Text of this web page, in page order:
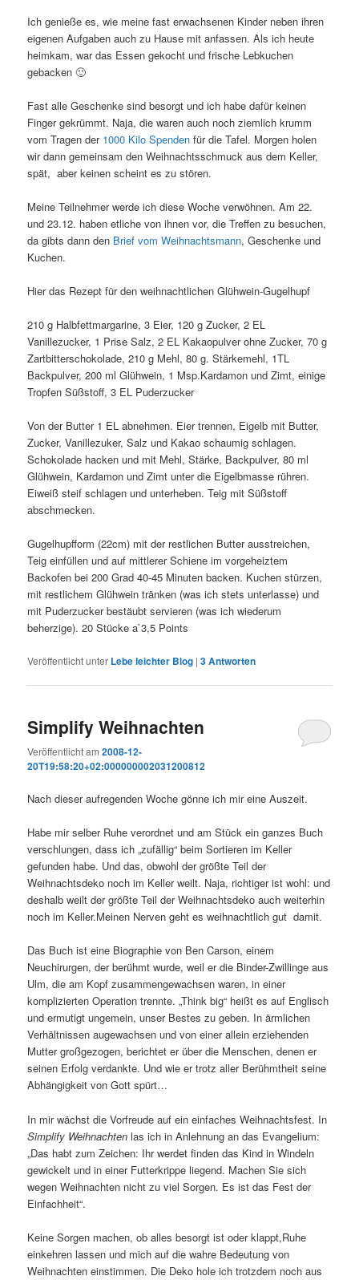
Ich genieße es, wie meine fast erwachsenen Kinder neben ihren
eigenen Aufgaben auch zu Hause mit anfassen. Als ich heute
heimkam, war das Essen gekocht und frische Lebkuchen
gebacken 🙂
Fast alle Geschenke sind besorgt und ich habe dafür keinen
Finger gekrümmt. Naja, die waren auch noch ziemlich krumm
vom Tragen der 1000 Kilo Spenden für die Tafel. Morgen holen
wir dann gemeinsam den Weihnachtsschmuck aus dem Keller,
spät, aber keinen scheint es zu stören.
Meine Teilnehmer werde ich diese Woche verwöhnen. Am 22.
und 23.12. haben etliche von ihnen vor, die Treffen zu besuchen,
da gibts dann den Brief vom Weihnachtsmann, Geschenke und
Kuchen.
Hier das Rezept für den weihnachtlichen Glühwein-Gugelhupf
210 g Halbfettmargarine, 3 Eier, 120 g Zucker, 2 EL
Vanillezucker, 1 Prise Salz, 2 EL Kakaopulver ohne Zucker, 70 g
Zartbitterschokolade, 210 g Mehl, 80 g. Stärkemehl, 1TL
Backpulver, 200 ml Glühwein, 1 Msp.Kardamon und Zimt, einige
Tropfen Süßstoff, 3 EL Puderzucker
Von der Butter 1 EL abnehmen. Eier trennen, Eigelb mit Butter,
Zucker, Vanillezuker, Salz und Kakao schaumig schlagen.
Schokolade hacken und mit Mehl, Stärke, Backpulver, 80 ml
Glühwein, Kardamon und Zimt unter die Eigelbmasse rühren.
Eiweiß steif schlagen und unterheben. Teig mit Süßstoff
abschmecken.
Gugelhupfform (22cm) mit der restlichen Butter ausstreichen,
Teig einfüllen und auf mittlerer Schiene im vorgeheiztem
Backofen bei 200 Grad 40-45 Minuten backen. Kuchen stürzen,
mit restlichem Glühwein tränken (was ich stets unterlasse) und
mit Puderzucker bestäubt servieren (was ich wiederum
beherzige). 20 Stücke a`3,5 Points
Veröffentlicht unter Lebe leichter Blog |3Antworten
Simplify Weihnachten
Veröffentlicht am2008-12-
20T19:58:20+02:000000002031200812
Nach dieser aufregenden Woche gönne ich mir eine Auszeit.
Habe mir selber Ruhe verordnet und am Stück ein ganzes Buch
verschlungen, dass ich „zufällig“ beim Sortieren im Keller
gefunden habe. Und das, obwohl der größte Teil der
Weihnachtsdeko noch im Keller weilt. Naja, richtiger ist wohl: und
deshalb weilt der größte Teil der Weihnachtsdeko auch weiterhin
noch im Keller.Meinen Nerven geht es weihnachtlich gut damit.
Das Buch ist eine Biographie von Ben Carson, einem
Neuchirurgen, der berühmt wurde, weil er die Binder-Zwillinge aus
Ulm, die am Kopf zusammengewachsen waren, in einer
komplizierten Operation trennte. „Think big“ heißt es auf Englisch
und ermutigt ungemein, unser Bestes zu geben. In ärmlichen
Verhältnissen augewachsen und von einer allein erziehenden
Mutter großgezogen, berichtet er über die Menschen, denen er
seinen Erfolg verdankte. Und wie er trotz aller Berühmtheit seine
Abhängigkeit von Gott spürt…
In mir wächst die Vorfreude auf ein einfaches Weihnachtsfest. In
Simplify Weihnachten las ich in Anlehnung an das Evangelium:
„Das habt zum Zeichen: Ihr werdet finden das Kind in Windeln
gewickelt und in einer Futterkrippe liegend. Machen Sie sich
wegen Weihnachten nicht zu viel Sorgen. Es ist das Fest der
Einfachheit“.
Keine Sorgen machen, ob alles besorgt ist oder klappt,Ruhe
einkehren lassen und mich auf die wahre Bedeutung von
Weihnachten einstimmen. Die Deko hole ich trotzdem noch aus